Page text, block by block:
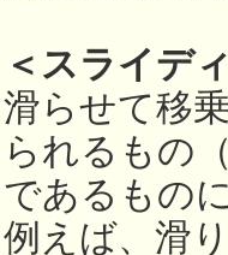
＜スライデ
滑らせて移
られるもの
であるもの
例えば、滑